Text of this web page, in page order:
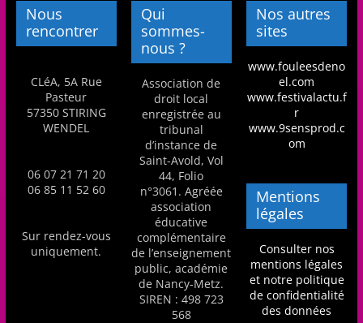
Nous
rencontrer
CLéA, 5A Rue
Pasteur
57350 STIRING
WENDEL
06 07 21 71 20
06 85 11 52 60
Sur rendez-vous
uniquement.
Qui
sommes-
nous ?
Association de
droit local
enregistrée au
tribunal
d’instance de
Saint-Avold, Vol
44, Folio
n°3061. Agréée
association
éducative
complémentaire
de l’enseignement
public, académie
de Nancy-Metz.
SIREN : 498 723
568
Nos autres
sites
www.fouleesdeno
el.com
www.festivalactu.f
r
www.9sensprod.c
om
Mentions
légales
Consulter nos
mentions légales
et notre politique
de confidentialité
des données